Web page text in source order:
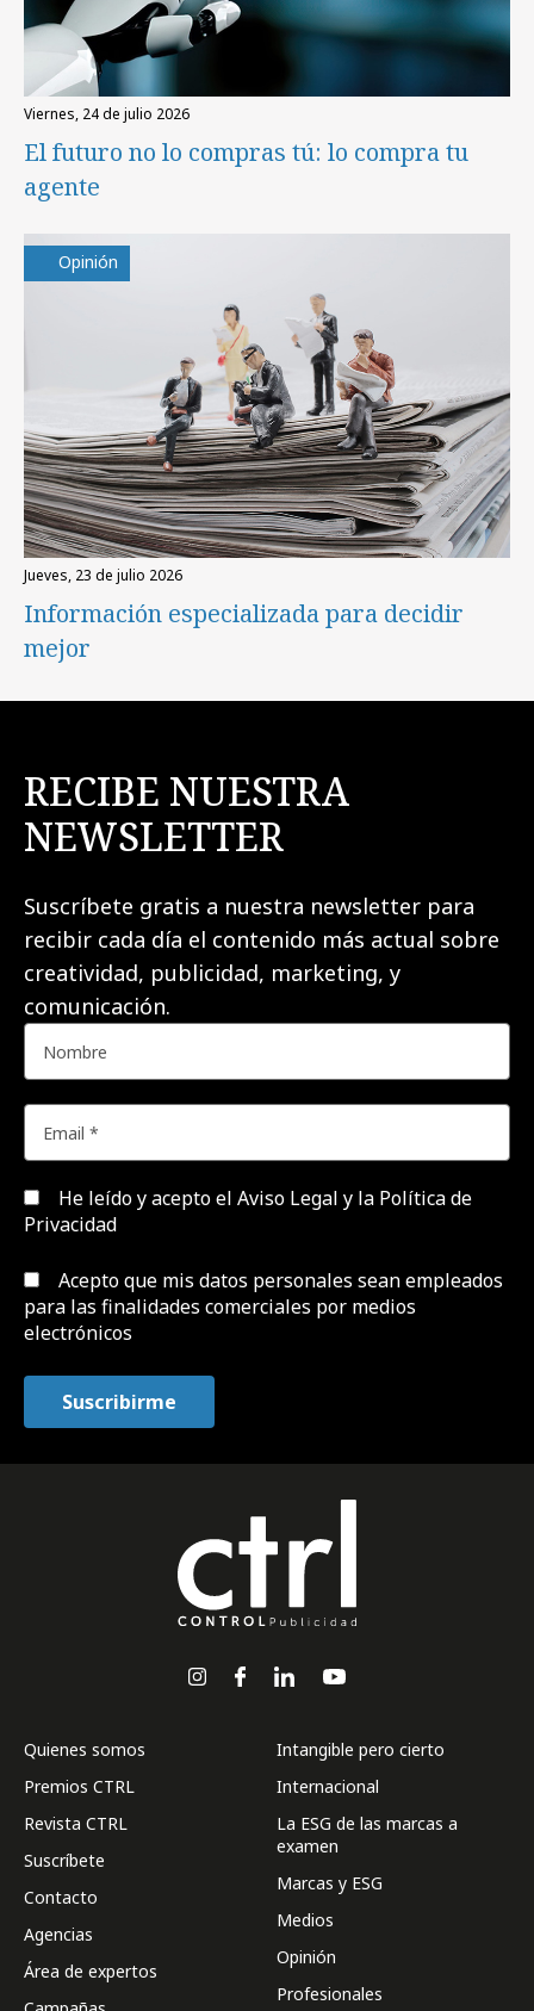
viernes, 24 de julio 2026
El futuro no lo compras tú: lo compra tu
agente
Opinión
jueves, 23 de julio 2026
Información especializada para decidir
mejor
RECIBE NUESTRA
NEWSLETTER
Suscríbete gratis a nuestra newsletter para
recibir cada día el contenido más actual sobre
creatividad, publicidad, marketing, y
comunicación.
He leído y acepto el Aviso Legal y la Política de
Privacidad
Acepto que mis datos personales sean empleados
para las finalidades comerciales por medios
electrónicos
Quienes somos
Premios CTRL
Revista CTRL
Suscríbete
Contacto
Agencias
Área de expertos
Intangible pero cierto
Internacional
La ESG de las marcas a
examen
Marcas y ESG
Medios
Opinión
Profesionales